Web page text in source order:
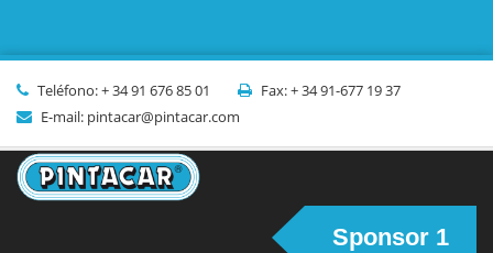
Teléfono: + 34 91 676 85 01
Fax: + 34 91-677 19 37
E-mail: pintacar@pintacar.com
Sponsor 1